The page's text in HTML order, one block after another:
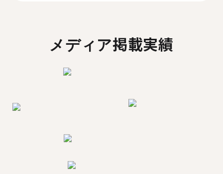
メディア掲載実績